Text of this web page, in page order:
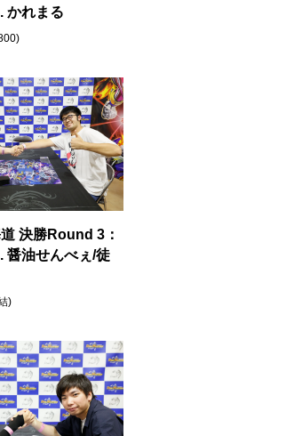
かれまる
決勝Round 3：
醤油せんべぇ/徒
)